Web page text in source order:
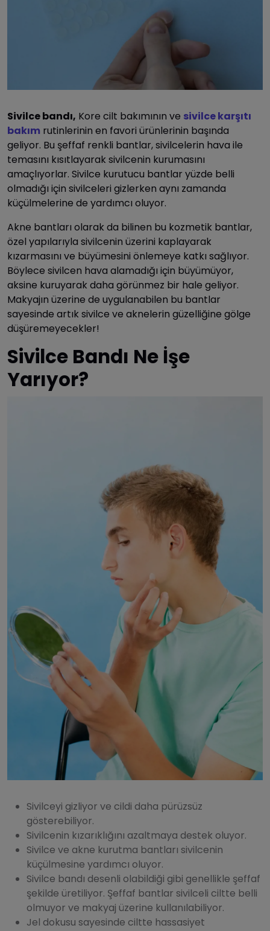
Sivilce bandı, Kore cilt bakımının ve sivilce karşıtı
bakım rutinlerinin en favori ürünlerinin başında
geliyor. Bu şeffaf renkli bantlar, sivilcelerin hava ile
temasını kısıtlayarak sivilcenin kurumasını
amaçlıyorlar. Sivilce kurutucu bantlar yüzde belli
olmadığı için sivilceleri gizlerken aynı zamanda
küçülmelerine de yardımcı oluyor.
Akne bantları olarak da bilinen bu kozmetik bantlar,
özel yapılarıyla sivilcenin üzerini kaplayarak
kızarmasını ve büyümesini önlemeye katkı sağlıyor.
Böylece sivilcen hava alamadığı için büyümüyor,
aksine kuruyarak daha görünmez bir hale geliyor.
Makyajın üzerine de uygulanabilen bu bantlar
sayesinde artık sivilce ve aknelerin güzelliğine gölge
düşüremeyecekler!
Sivilce Bandı Ne İşe
Yarıyor?
Sivilceyi gizliyor ve cildi daha pürüzsüz
gösterebiliyor.
Sivilcenin kızarıklığını azaltmaya destek oluyor.
Sivilce ve akne kurutma bantları sivilcenin
küçülmesine yardımcı oluyor.
Sivilce bandı desenli olabildiği gibi genellikle şeffaf
şekilde üretiliyor. Şeffaf bantlar sivilceli ciltte belli
olmuyor ve makyaj üzerine kullanılabiliyor.
Jel dokusu sayesinde ciltte hassasiyet